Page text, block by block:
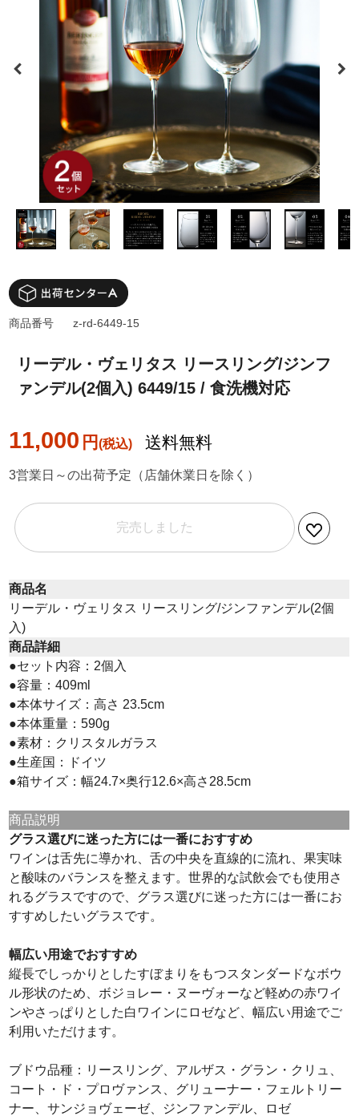
リーデル・ヴェリタス リースリング/ジンフ
ァンデル(2個入) 6449/15 / 食洗機対応
11,000 円 送料無料
商品番号 z-rd-6449-15
3営業日～の出荷予定（店舗休業日を除く）
完売しました
商品名
リーデル・ヴェリタス リースリング/ジンファンデル(2個
入)
商品詳細
●セット内容：2個入
●容量：409ml
●本体サイズ：高さ 23.5cm
●本体重量：590g
●素材：クリスタルガラス
●生産国：ドイツ
●箱サイズ：幅24.7×奥行12.6×高さ28.5cm
商品説明
グラス選びに迷った方には一番におすすめ
ワインは舌先に導かれ、舌の中央を直線的に流れ、果実味
と酸味のバランスを整えます。世界的な試飲会でも使用さ
れるグラスですので、グラス選びに迷った方には一番にお
すすめしたいグラスです。
幅広い用途でおすすめ
縦長でしっかりとしたすぼまりをもつスタンダードなボウ
ル形状のため、ボジョレー・ヌーヴォーなど軽めの赤ワイ
ンやさっぱりとした白ワインにロゼなど、幅広い用途でご
利用いただけます。
ブドウ品種：リースリング、アルザス・グラン・クリュ、
コート・ド・プロヴァンス、グリューナー・フェルトリー
ナー、サンジョヴェーゼ、ジンファンデル、ロゼ